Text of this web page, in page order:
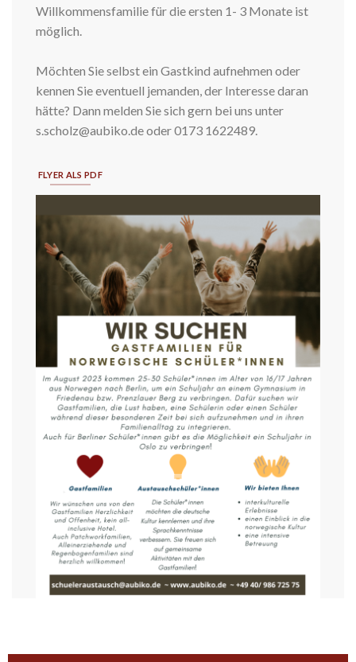
Willkommensfamilie für die ersten 1- 3 Monate ist
möglich.
Möchten Sie selbst ein Gastkind aufnehmen oder
kennen Sie eventuell jemanden, der Interesse daran
hätte? Dann melden Sie sich gern bei uns unter
s.scholz@aubiko.de oder 0173 1622489.
FLYER ALS PDF